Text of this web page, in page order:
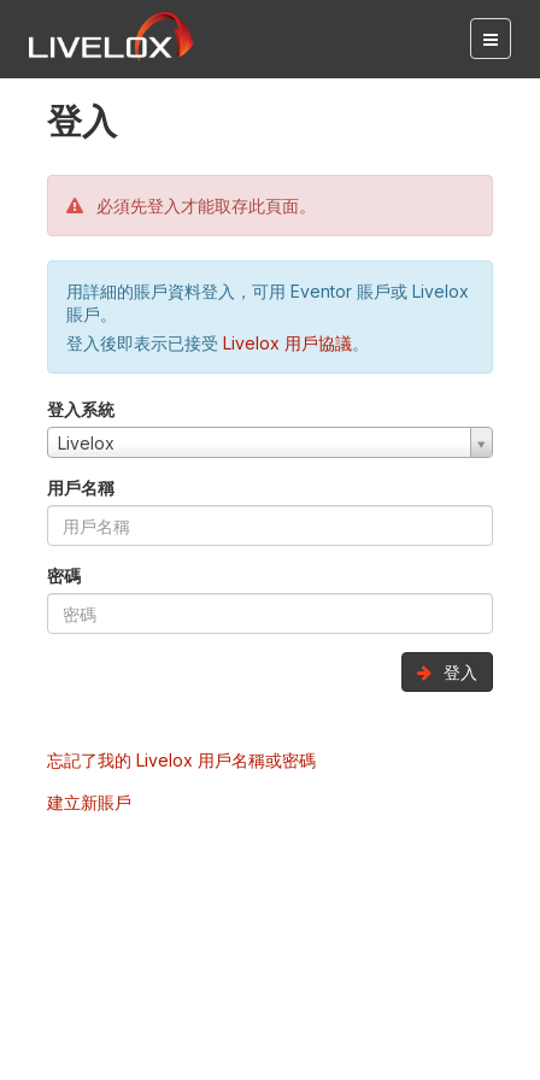
登入
必須先登入才能取存此頁面。
用詳細的賬戶資料登入，可用 Eventor 賬戶或 Livelox
賬戶。
登入後即表示已接受 Livelox 用戶協議。
登入系統
Livelox
用戶名稱
密碼
登入
忘記了我的 Livelox 用戶名稱或密碼
建立新賬戶